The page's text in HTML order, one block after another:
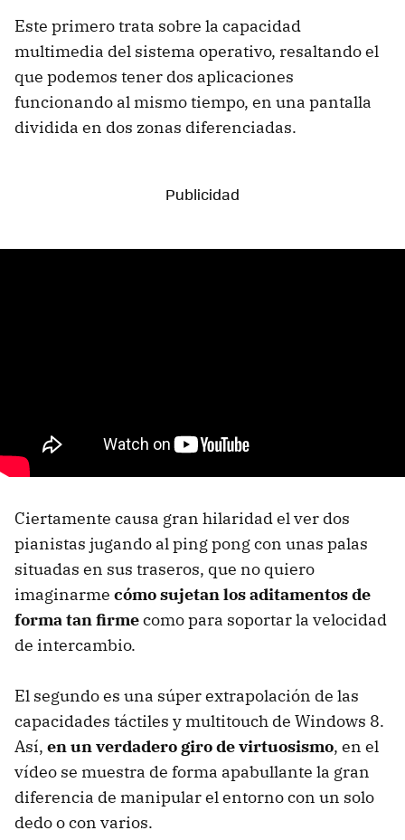
Este primero trata sobre la capacidad
multimedia del sistema operativo, resaltando el
que podemos tener dos aplicaciones
funcionando al mismo tiempo, en una pantalla
dividida en dos zonas diferenciadas.
Ciertamente causa gran hilaridad el ver dos
pianistas jugando al ping pong con unas palas
situadas en sus traseros, que no quiero
imaginarme cómo sujetan los aditamentos de
forma tan firmecomo para soportar la velocidad
de intercambio.
El segundo es una súper extrapolación de las
capacidades táctiles y multitouch de Windows 8.
Así, en un verdadero giro de virtuosismo, en el
vídeo se muestra de forma apabullante la gran
diferencia de manipular el entorno con un solo
dedo o con varios.